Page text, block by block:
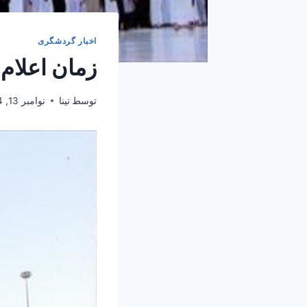
اخبار گردشگری
زمان اعلام
توسط تینا نوامبر 13, 2024